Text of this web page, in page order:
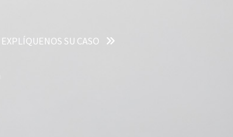
EXPLÍQUENOS SU CASO